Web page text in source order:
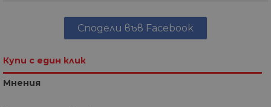
Сподели във Facebook
Купи с един клик
Мнения